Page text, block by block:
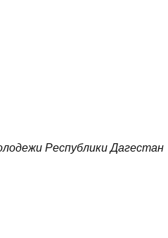
Республики Дагестан